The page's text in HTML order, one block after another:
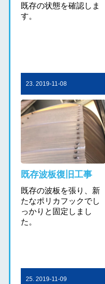
既存の状態を確認しま
す。
23. 2019-11-08
既存波板復旧工事
既存の波板を張り、新
たなポリカフックでし
っかりと固定しまし
た。
25. 2019-11-09